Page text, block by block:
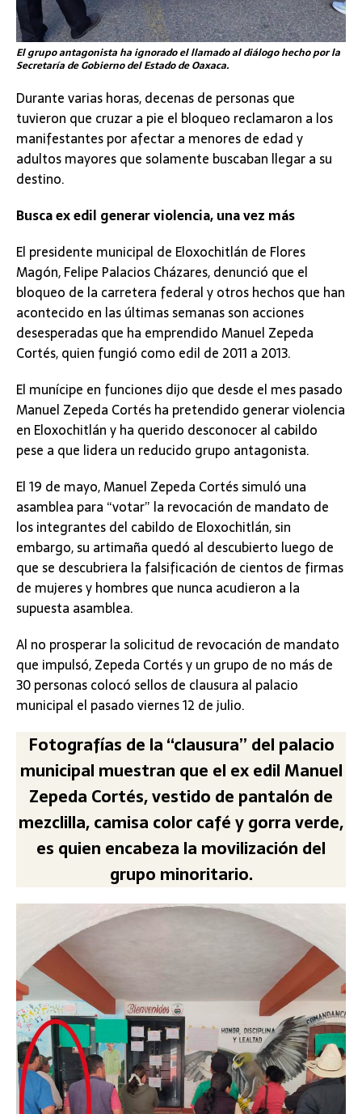
El grupo antagonista ha ignorado el llamado al diálogo hecho por la
Secretaría de Gobierno del Estado de Oaxaca.
Durante varias horas, decenas de personas que
tuvieron que cruzar a pie el bloqueo reclamaron a los
manifestantes por afectar a menores de edad y
adultos mayores que solamente buscaban llegar a su
destino.
Busca ex edil generar violencia, una vez más
El presidente municipal de Eloxochitlán de Flores
Magón, Felipe Palacios Cházares, denunció que el
bloqueo de la carretera federal y otros hechos que han
acontecido en las últimas semanas son acciones
desesperadas que ha emprendido Manuel Zepeda
Cortés, quien fungió como edil de 2011 a 2013.
El munícipe en funciones dijo que desde el mes pasado
Manuel Zepeda Cortés ha pretendido generar violencia
en Eloxochitlán y ha querido desconocer al cabildo
pese a que lidera un reducido grupo antagonista.
El 19 de mayo, Manuel Zepeda Cortés simuló una
asamblea para “votar” la revocación de mandato de
los integrantes del cabildo de Eloxochitlán, sin
embargo, su artimaña quedó al descubierto luego de
que se descubriera la falsificación de cientos de firmas
de mujeres y hombres que nunca acudieron a la
supuesta asamblea.
Al no prosperar la solicitud de revocación de mandato
que impulsó, Zepeda Cortés y un grupo de no más de
30 personas colocó sellos de clausura al palacio
municipal el pasado viernes 12 de julio.
Fotografías de la “clausura” del palacio
municipal muestran que el ex edil Manuel
Zepeda Cortés, vestido de pantalón de
mezclilla, camisa color café y gorra verde,
es quien encabeza la movilización del
grupo minoritario.